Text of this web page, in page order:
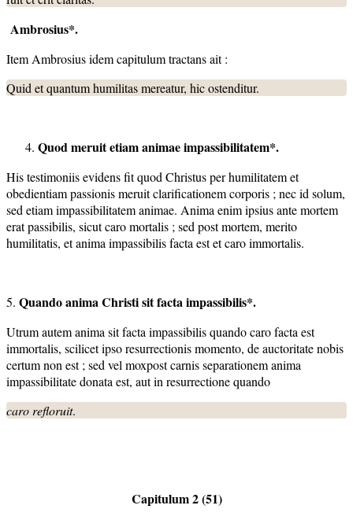
Ambrosius*.
Item Ambrosius idem capitulum tractans ait :
Quid et quantum humilitas mereatur, hic ostenditur.
Quod meruit etiam animae impassibilitatem*.
His testimoniis evidens fit quod Christus per humilitatem et
obedientiam passionis meruit clarificationem corporis ; nec id solum,
sed etiam impassibilitatem animae. Anima enim ipsius ante mortem
erat passibilis, sicut caro mortalis ; sed post mortem, merito
humilitatis, et anima impassibilis facta est et caro immortalis.
5. Quando anima Christi sit facta impassibilis*.
Utrum autem anima sit facta impassibilis quando caro facta est
immortalis, scilicet ipso resurrectionis momento, de auctoritate nobis
certum non est ; sed vel moxpost carnis separationem anima
impassibilitate donata est, aut in resurrectione quando
caro refloruit.
Capitulum 2 (51)